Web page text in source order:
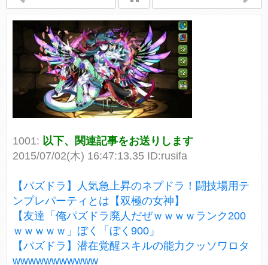
1001: 以下、関連記事をお送りします
2015/07/02(木) 16:47:13.35 ID:rusifa
【パズドラ】人気急上昇のネプドラ！闘技場用テ
ンプレパーティとは【双極の女神】
【友達「俺パズドラ廃人だぜｗｗｗｗランク200
ｗｗｗｗｗ」ぼく「ぼく900」
【パズドラ】潜在覚醒スキルの能力クッソワロタ
wwwwwwwwwww